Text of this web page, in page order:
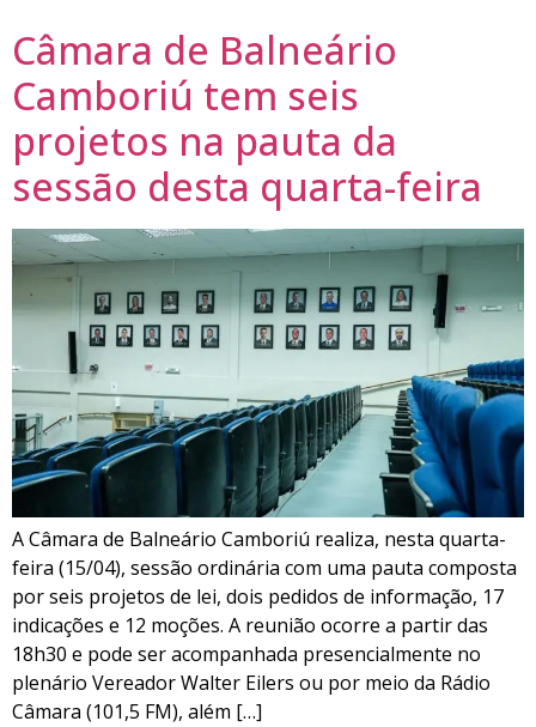
Câmara de Balneário
Camboriú tem seis
projetos na pauta da
sessão desta quarta-feira
A Câmara de Balneário Camboriú realiza, nesta quarta-
feira (15/04), sessão ordinária com uma pauta composta
por seis projetos de lei, dois pedidos de informação, 17
indicações e 12 moções. A reunião ocorre a partir das
18h30 e pode ser acompanhada presencialmente no
plenário Vereador Walter Eilers ou por meio da Rádio
Câmara (101,5 FM), além […]